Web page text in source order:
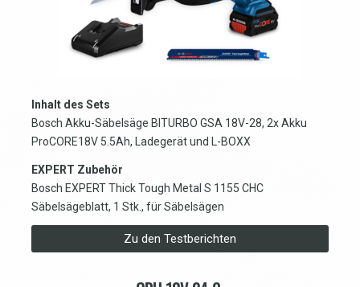
Inhalt des Sets
Bosch Akku-Säbelsäge BITURBO GSA 18V-28, 2x Akku
ProCORE18V 5.5Ah, Ladegerät und L-BOXX
EXPERT Zubehör
Bosch EXPERT Thick Tough Metal S 1155 CHC
Säbelsägeblatt, 1 Stk., für Säbelsägen
Zu den Testberichten